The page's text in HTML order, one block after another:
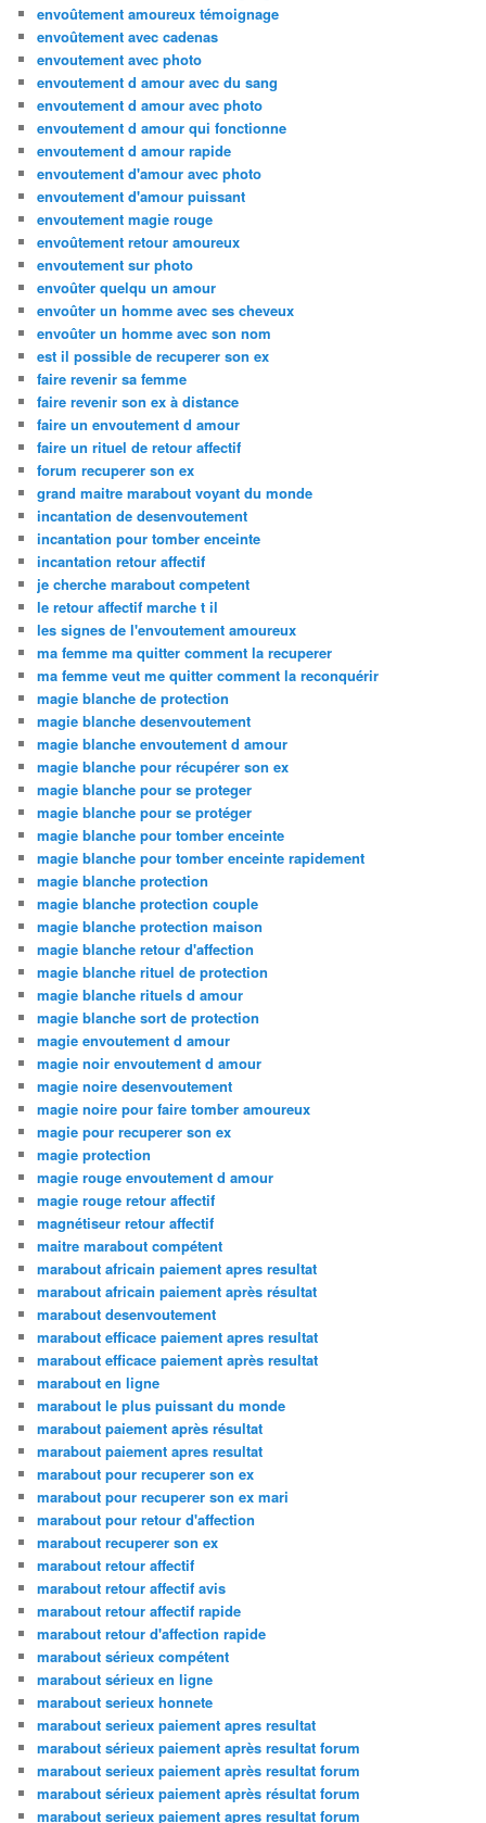
envoûtement amoureux témoignage
envoûtement avec cadenas
envoutement avec photo
envoutement d amour avec du sang
envoutement d amour avec photo
envoutement d amour qui fonctionne
envoutement d amour rapide
envoutement d'amour avec photo
envoutement d'amour puissant
envoutement magie rouge
envoûtement retour amoureux
envoutement sur photo
envoûter quelqu un amour
envoûter un homme avec ses cheveux
envoûter un homme avec son nom
est il possible de recuperer son ex
faire revenir sa femme
faire revenir son ex à distance
faire un envoutement d amour
faire un rituel de retour affectif
forum recuperer son ex
grand maitre marabout voyant du monde
incantation de desenvoutement
incantation pour tomber enceinte
incantation retour affectif
je cherche marabout competent
le retour affectif marche t il
les signes de l'envoutement amoureux
ma femme ma quitter comment la recuperer
ma femme veut me quitter comment la reconquérir
magie blanche de protection
magie blanche desenvoutement
magie blanche envoutement d amour
magie blanche pour récupérer son ex
magie blanche pour se proteger
magie blanche pour se protéger
magie blanche pour tomber enceinte
magie blanche pour tomber enceinte rapidement
magie blanche protection
magie blanche protection couple
magie blanche protection maison
magie blanche retour d'affection
magie blanche rituel de protection
magie blanche rituels d amour
magie blanche sort de protection
magie envoutement d amour
magie noir envoutement d amour
magie noire desenvoutement
magie noire pour faire tomber amoureux
magie pour recuperer son ex
magie protection
magie rouge envoutement d amour
magie rouge retour affectif
magnétiseur retour affectif
maitre marabout compétent
marabout africain paiement apres resultat
marabout africain paiement après résultat
marabout desenvoutement
marabout efficace paiement apres resultat
marabout efficace paiement après resultat
marabout en ligne
marabout le plus puissant du monde
marabout paiement après résultat
marabout paiement apres resultat
marabout pour recuperer son ex
marabout pour recuperer son ex mari
marabout pour retour d'affection
marabout recuperer son ex
marabout retour affectif
marabout retour affectif avis
marabout retour affectif rapide
marabout retour d'affection rapide
marabout sérieux compétent
marabout sérieux en ligne
marabout serieux honnete
marabout serieux paiement apres resultat
marabout sérieux paiement après resultat forum
marabout serieux paiement après resultat forum
marabout sérieux paiement après résultat forum
marabout serieux paiement apres resultat forum